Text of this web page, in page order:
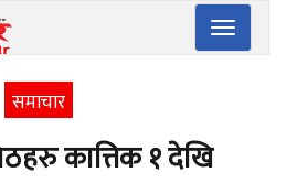
Toggle
समाचार
कात्तिक १ देखि